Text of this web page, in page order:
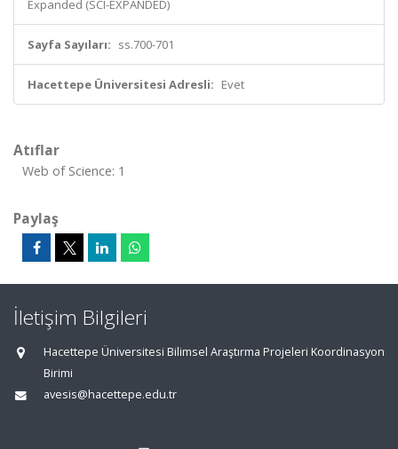
Expanded (SCI-EXPANDED)
Sayfa Sayıları: ss.700-701
Hacettepe Üniversitesi Adresli: Evet
Atıflar
Web of Science: 1
Paylaş
İletişim Bilgileri
Hacettepe Üniversitesi Bilimsel Araştırma Projeleri Koordinasyon
Birimi
avesis@hacettepe.edu.tr